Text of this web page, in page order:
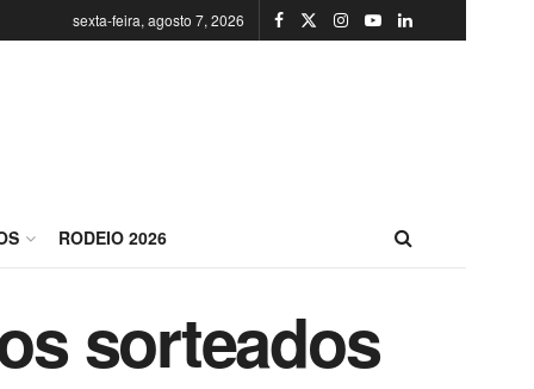
sexta-feira, agosto 7, 2026
RODEIO 2026
sorteados